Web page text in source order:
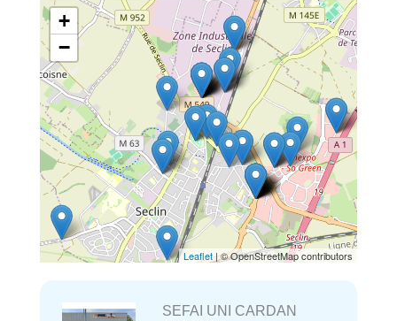
+
−
Leaflet| © OpenStreetMap contributors
SEFAI UNI CARDAN